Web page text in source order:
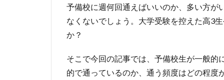
予備校に週何回通えばいいのか、多い方が
なくないでしょう。大学受験を控えた高3
か？
そこで今回の記事では、予備校生が一般的
的で通っているのか、通う頻度はどの程度